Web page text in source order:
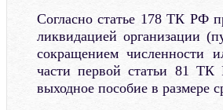
Согласно статье 178 ТК РФ
ликвидацией организации
сокращением численности
части первой статьи 81 ТК
выходное пособие в размере